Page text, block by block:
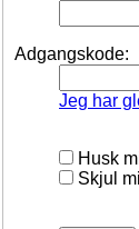
Adgangskode:
Jeg har
Husk
Skjul